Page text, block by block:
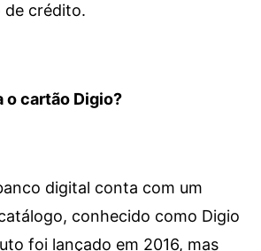
de crédito.
o cartão Digio?
digital conta com um
conhecido como Digio
foi lançado em 2016, mas